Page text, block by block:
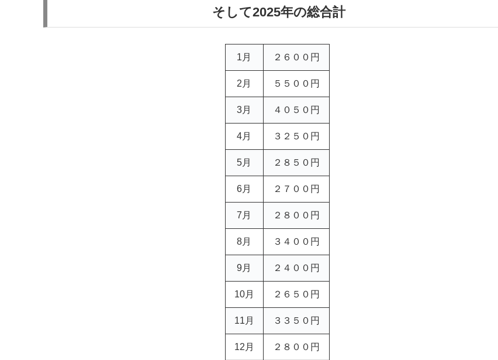
そして2025年の総合計
1月 ２６００円
2月 ５５００円
3月 ４０５０円
4月 ３２５０円
5月 ２８５０円
6月 ２７００円
7月 ２８００円
8月 ３４００円
9月 ２４００円
10月 ２６５０円
11月 ３３５０円
12月 ２８００円